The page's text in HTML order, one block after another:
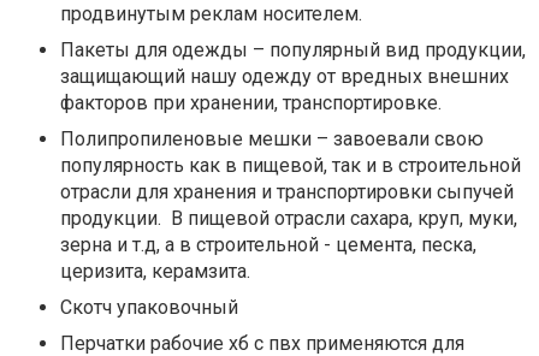
продвинутым реклам носителем.
Пакеты для одежды – популярный вид продукции,
защищающий нашу одежду от вредных внешних
факторов при хранении, транспортировке.
Полипропиленовые мешки – завоевали свою
популярность как в пищевой, так и в строительной
отрасли для хранения и транспортировки сыпучей
продукции. В пищевой отрасли сахара, круп, муки,
зерна и т.д, а в строительной - цемента, песка,
церизита, керамзита.
Скотч упаковочный
Перчатки рабочие хб с пвх применяются для